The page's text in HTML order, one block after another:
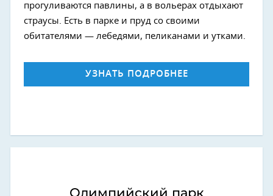
прогуливаются павлины, а в вольерах отдыхают
страусы. Есть в парке и пруд со своими
обитателями — лебедями, пеликанами и утками.
УЗНАТЬ ПОДРОБНЕЕ
Олимпийский парк